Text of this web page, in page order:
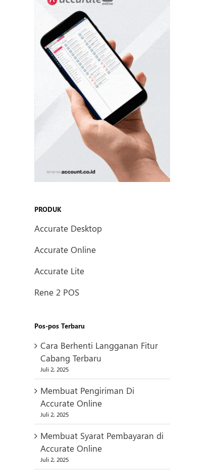
PRODUK
Accurate Desktop
Accurate Online
Accurate Lite
Rene 2 POS
Pos-pos Terbaru
Cara Berhenti Langganan Fitur
Cabang Terbaru
Juli 2, 2025
Membuat Pengiriman Di
Accurate Online
Juli 2, 2025
Membuat Syarat Pembayaran di
Accurate Online
Juli 2, 2025